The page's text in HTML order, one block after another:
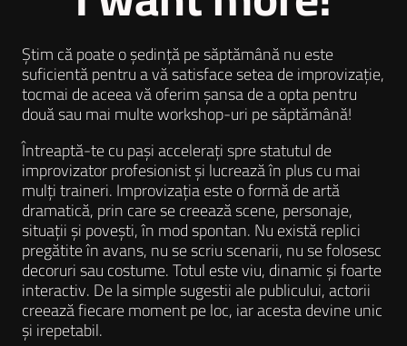
Știm că poate o ședință pe săptămână nu este
suficientă pentru a vă satisface setea de improvizație,
tocmai de aceea vă oferim șansa de a opta pentru
două sau mai multe workshop-uri pe săptămână!
Întreaptă-te cu pași accelerați spre statutul de
improvizator profesionist și lucrează în plus cu mai
mulți traineri. Improvizația este o formă de artă
dramatică, prin care se creează scene, personaje,
situații și povești, în mod spontan. Nu există replici
pregătite în avans, nu se scriu scenarii, nu se folosesc
decoruri sau costume. Totul este viu, dinamic și foarte
interactiv. De la simple sugestii ale publicului, actorii
creează fiecare moment pe loc, iar acesta devine unic
și irepetabil.